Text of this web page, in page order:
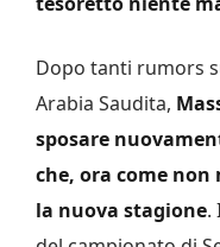
Dopo tanti rumors
Arabia Saudita,
sposare
che, ora come non
la nuova stagione.